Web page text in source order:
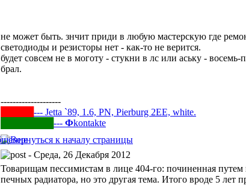
не может быть. знчит приди в любую мастерскую где
светодиоды и резисторы нет - как-то не верится.
будет совсем не в моготу - стукни в лс или аську -
брал.
--------------------
--- Jetta `89, 1.6, PN, Pierburg 2EE, white.
--- Фkontakte
- Среда, 26 Декабря 2012
Товарищам пессимистам в лице 404-го: починенная
печных радиатора, но это другая тема. Итого вроде 5 лет